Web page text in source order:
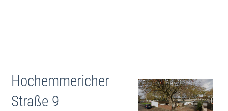
Mieterselbstauskunft
Hochemmericher
Straße 9